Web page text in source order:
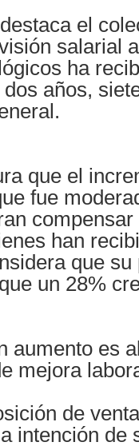
el
salarial
ha
años,
que el
fue
han
que
un 28%
aumento es
mejora
de
intención de